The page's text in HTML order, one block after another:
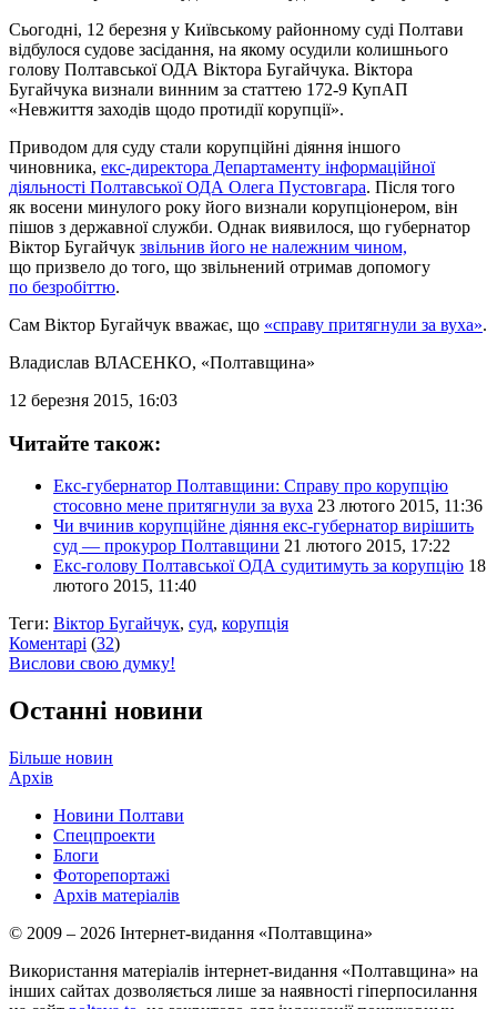
Сьогодні, 12 березня у Київському районному суді Полтави
відбулося судове засідання, на якому осудили колишнього
голову Полтавської ОДА Віктора Бугайчука. Віктора
Бугайчука визнали винним за статтею 172-9 КупАП
«Невжиття заходів щодо протидії корупції».
Приводом для суду стали корупційні діяння іншого
чиновника, екс-директора Департаменту інформаційної
діяльності Полтавської ОДА Олега Пустовгара. Після того
як восени минулого року його визнали корупціонером, він
пішов з державної служби. Однак виявилося, що губернатор
Віктор Бугайчук звільнив його не належним чином,
що призвело до того, що звільнений отримав допомогу
по безробіттю.
Сам Віктор Бугайчук вважає, що «справу притягнули за вуха».
Владислав ВЛАСЕНКО, «Полтавщина»
12 березня 2015, 16:03
Читайте також:
Екс-губернатор Полтавщини: Справу про корупцію
стосовно мене притягнули за вуха 23 лютого 2015, 11:36
Чи вчинив корупційне діяння екс-губернатор вирішить
суд — прокурор Полтавщини 21 лютого 2015, 17:22
Екс-голову Полтавської ОДА судитимуть за корупцію 18
лютого 2015, 11:40
Теги: Віктор Бугайчук, суд, корупція
Коментарі (32)
Вислови свою думку!
Останні новини
Більше новин
Архів
Новини Полтави
Спецпроекти
Блоги
Фоторепортажі
Архів матеріалів
© 2009 – 2026 Інтернет-видання «Полтавщина»
Використання матеріалів інтернет-видання «Полтавщина» на
інших сайтах дозволяється лише за наявності гіперпосилання